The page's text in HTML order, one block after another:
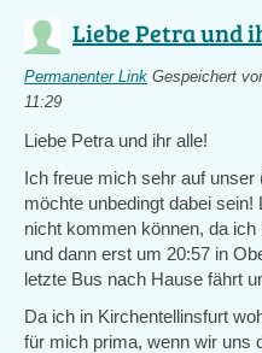
Liebe Petra und
Permanenter Link Gespeichert
11:29
Liebe Petra und ihr alle!
Ich freue mich sehr auf
möchte unbedingt dabei
nicht kommen können, da
und dann erst um 20:57 in
letzte Bus nach Hause fährt
Da ich in Kirchentellinsfurt
für mich prima, wenn wir uns